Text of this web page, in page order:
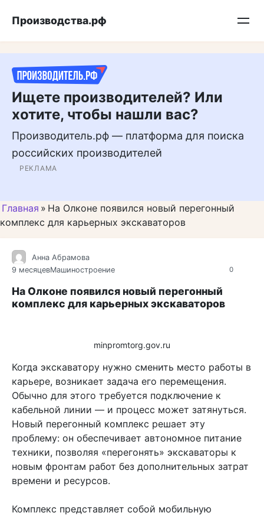
Подписывайтесь на нас в MAX
Производства.рф
Ищете производителей? Или
хотите, чтобы нашли вас?
Производитель.рф — платформа для поиска
российских производителей
РЕКЛАМА
Главная » На Олконе появился новый перегонный
комплекс для карьерных экскаваторов
0
Анна Абрамова
9 месяцевМашиностроение
На Олконе появился новый перегонный
комплекс для карьерных экскаваторов
minpromtorg.gov.ru
Когда экскаватору нужно сменить место работы в
карьере, возникает задача его перемещения.
Обычно для этого требуется подключение к
кабельной линии — и процесс может затянуться.
Новый перегонный комплекс решает эту
проблему: он обеспечивает автономное питание
техники, позволяя «перегонять» экскаваторы к
новым фронтам работ без дополнительных затрат
времени и ресурсов.
Комплекс представляет собой мобильную